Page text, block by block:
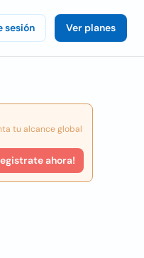
sesión Ver planes
tu alcance global
ahora!